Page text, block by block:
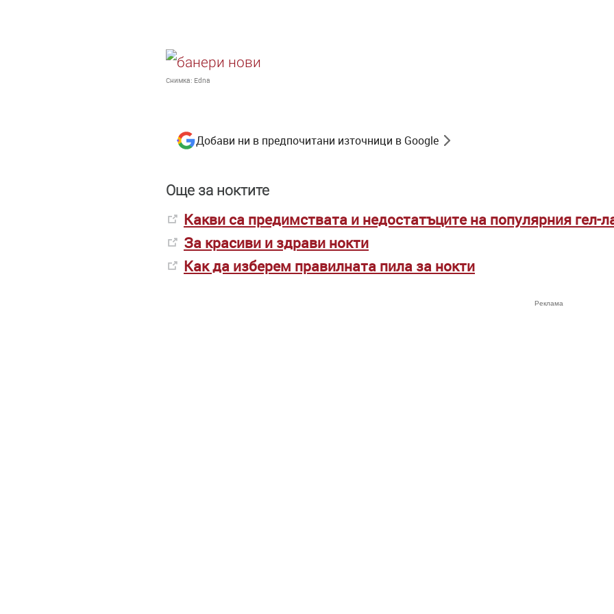
Снимка: Edna
Добави ни в предпочитани източници в Google
Още за ноктите
Какви са предимствата и недостатъците на популярния гел-
За красиви и здрави нокти
Как да изберем правилната пила за нокти